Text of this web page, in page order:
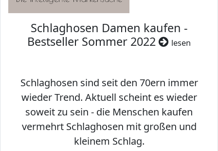
Schlaghosen Damen kaufen -
Bestseller Sommer 2022
lesen
Schlaghosen sind seit den 70ern immer
wieder Trend. Aktuell scheint es wieder
soweit zu sein - die Menschen kaufen
vermehrt Schlaghosen mit großen und
kleinem Schlag.